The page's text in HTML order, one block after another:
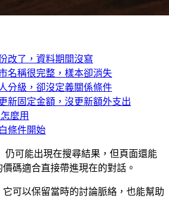
改了，資料期間沒寫
名稱很完整，樣本卻消失
分級，卻沒定義關係條件
新固定金額，沒更新額外支出
麼用
條件開始
仍可能出現在搜尋結果，但頁面還能
碼適合直接帶進現在的對話。
可以保留當時的討論脈絡，也能幫助